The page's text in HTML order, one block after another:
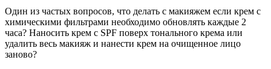
Один из частых вопросов, что делать с макияжем если крем c
химическими фильтрами необходимо обновлять каждые 2
часа? Наносить крем с SPF поверх тонального крема или
удалить весь макияж и нанести крем на очищенное лицо
заново?